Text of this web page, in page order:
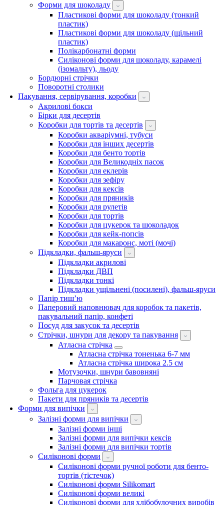
Форми для шоколаду
Пластикові форми для шоколаду (тонкий
пластик)
Пластикові форми для шоколаду (щільний
пластик)
Полікарбонатні форми
Силіконові форми для шоколаду, карамелі
(ізомальту), льоду
Бордюрні стрічки
Поворотні столики
Пакування, сервірування, коробки
Акрилові бокси
Бірки для десертів
Коробки для тортів та десертів
Коробки акваріумні, тубуси
Коробки для інших десертів
Коробки для бенто тортів
Коробки для Великодніх пасок
Коробки для еклерів
Коробки для зефіру
Коробки для кексів
Коробки для пряників
Коробки для рулетів
Коробки для тортів
Коробки для цукерок та шоколадок
Коробки для кейк-попсів
Коробки для макаронс, моті (мочі)
Підкладки, фальш-яруси
Підкладки акрилові
Підкладки ДВП
Підкладки тонкі
Підкладки ущільнені (посилені), фальш-яруси
Папір тиш’ю
Паперовий наповнювач для коробок та пакетів,
пакувальний папір, конфеті
Посуд для закусок та десертів
Стрічки, шнури для декору та пакування
Атласна стрічка
Атласна стрічка тоненька 6-7 мм
Атласна стрічка широка 2.5 см
Мотузочки, шнури бавовняні
Парчовая стрічка
Фольга для цукерок
Пакети для пряників та десертів
Форми для випічки
Залізні форми для випічки
Залізні форми інші
Залізні форми для випічки кексів
Залізні форми для випічки тортів
Силіконові форми
Силіконові форми ручної роботи для бенто-
тортів (тістечок)
Силіконові форми Silikomart
Силіконові форми великі
Силіконові форми для хлібобулочних виробів